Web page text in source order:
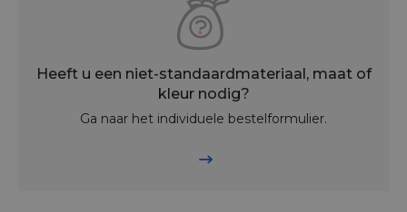
Heeft u een niet-standaardmateriaal, maat of
kleur nodig?
Ga naar het individuele bestelformulier.